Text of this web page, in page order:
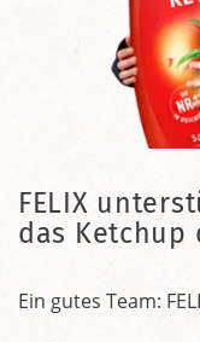
FELIX
das Ketchup
Ein gutes Team: